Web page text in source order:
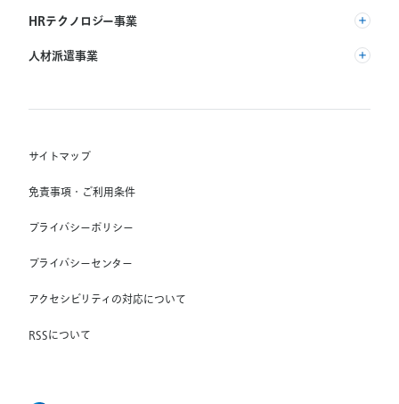
(株) リクルート
HRテクノロジー事業
(株) インディードリクルートパートナーズ
Indeed, Inc.
人材派遣事業
(株) スタッフサービス・ホールディングス
Unique NV
Staffmark Group, LLC
The CSI Companies, Inc.
サイトマップ
免責事項・ご利用条件
プライバシーポリシー
プライバシーセンター
アクセシビリティの対応について
RSSについて